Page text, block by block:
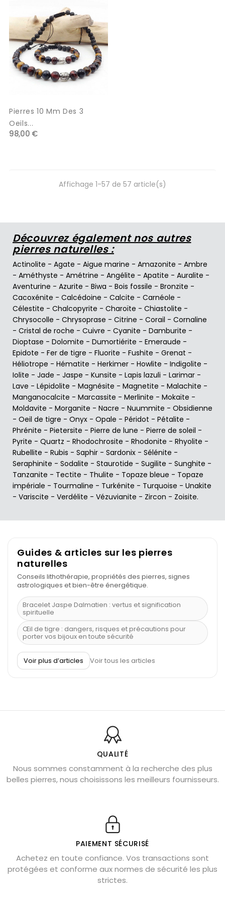
Pierres 10 Mm Des 3
Oeils...
98,00 €
Affichage 1-57 de 57 article(s)
Découvrez également nos autres
pierres naturelles :
Actinolite - Agate - Aigue marine - Amazonite - Ambre
- Améthyste - Amétrine - Angélite - Apatite - Auralite -
Aventurine - Azurite - Biwa - Bois fossile - Bronzite -
Cacoxénite - Calcédoine - Calcite - Carnéole -
Célestite - Chalcopyrite - Charoïte - Chiastolite -
Chrysocolle - Chrysoprase - Citrine - Corail - Cornaline
- Cristal de roche - Cuivre - Cyanite - Damburite -
Dioptase - Dolomite - Dumortiérite - Emeraude -
Epidote - Fer de tigre - Fluorite - Fushite - Grenat -
Héliotrope - Hématite - Herkimer - Howlite - Indigolite -
Iolite - Jade - Jaspe - Kunsite - Lapis lazuli - Larimar -
Lave - Lépidolite - Magnésite - Magnetite - Malachite -
Manganocalcite - Marcassite - Merlinite - Mokaïte -
Moldavite - Morganite - Nacre - Nuummite - Obsidienne
- Oeil de tigre - Onyx - Opale - Péridot - Pétalite -
Phrénite - Pietersite - Pierre de lune - Pierre de soleil -
Pyrite - Quartz - Rhodochrosite - Rhodonite - Rhyolite -
Rubellite - Rubis - Saphir - Sardonix - Sélénite -
Seraphinite - Sodalite - Staurotide - Sugilite - Sunghite -
Tanzanite - Tectite - Thulite - Topaze bleue - Topaze
impériale - Tourmaline - Turkénite - Turquoise - Unakite
- Variscite - Verdélite - Vézuvianite - Zircon - Zoisite.
Guides & articles sur les pierres
naturelles
Conseils lithothérapie, propriétés des pierres, signes
astrologiques et bien-être énergétique.
Bracelet Jaspe Dalmatien : vertus et signification
spirituelle
Œil de tigre : dangers, risques et précautions pour
porter vos bijoux en toute sécurité
À quel poignet porter un bracelet de pierre
Découvrez le scorpion et ses pierres
Bienfaits de la sélénite – pierre des anges
L’améthyste est-elle faite pour moi ?
Chrysocolle : pierre apaisante
Obsidienne dorée : vertus et signification
Véritable citrine naturelle non chauffée
Où placer la citrine dans la maison
Cornaline : propriétés magiques
Capricorne : quelles pierres choisir
Voir plus d’articles Voir tous les articles
QUALITÉ
Nous sommes constamment à la recherche des plus
belles pierres, nous choisissons les meilleurs fournisseurs.
PAIEMENT SÉCURISÉ
Achetez en toute confiance. Vos transactions sont
protégées et conforme aux normes de sécurité les plus
strictes.